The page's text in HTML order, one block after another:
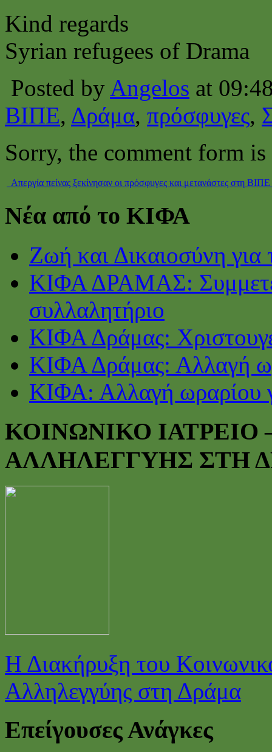
Kind regards
Syrian refugees of Drama
Posted by Angelos at
ΒΙΠΕ, Δράμα, πρόσφυγες,
Sorry, the comment form
Απεργία πείνας ξεκίνησαν οι πρόσφυγες και μετανάστες στη
Νέα από το ΚΙΦΑ
Ζωή και Δικαιοσύνη για
ΚΙΦΑ ΔΡΑΜΑΣ:
συλλαλητήριο
ΚΙΦΑ Δράμας:
ΚΙΦΑ Δράμας: Αλλαγή
ΚΙΦΑ: Αλλαγή ωραρίου
ΚΟΙΝΩΝΙΚΟ
ΑΛΛΗΛΕΓΓΥΗΣ ΣΤΗ
Η Διακήρυξη του
Αλληλεγγύης στη Δράμα
Επείγουσες Ανάγκες